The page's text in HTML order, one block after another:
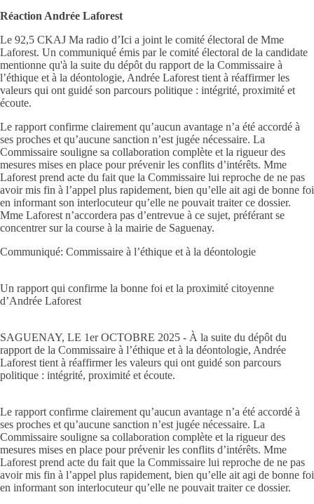
Réaction Andrée Laforest
Le 92,5 CKAJ Ma radio d’Ici a joint le comité électoral de Mme
Laforest. Un communiqué émis par le comité électoral de la candidate
mentionne qu'à la suite du dépôt du rapport de la Commissaire à
l’éthique et à la déontologie, Andrée Laforest tient à réaffirmer les
valeurs qui ont guidé son parcours politique : intégrité, proximité et
écoute.
Le rapport confirme clairement qu’aucun avantage n’a été accordé à
ses proches et qu’aucune sanction n’est jugée nécessaire. La
Commissaire souligne sa collaboration complète et la rigueur des
mesures mises en place pour prévenir les conflits d’intérêts. Mme
Laforest prend acte du fait que la Commissaire lui reproche de ne pas
avoir mis fin à l’appel plus rapidement, bien qu’elle ait agi de bonne foi
en informant son interlocuteur qu’elle ne pouvait traiter ce dossier.
Mme Laforest n’accordera pas d’entrevue à ce sujet, préférant se
concentrer sur la course à la mairie de Saguenay.
Communiqué: Commissaire à l’éthique et à la déontologie
Un rapport qui confirme la bonne foi et la proximité citoyenne
d’Andrée Laforest
SAGUENAY, LE 1er OCTOBRE 2025 - À la suite du dépôt du
rapport de la Commissaire à l’éthique et à la déontologie, Andrée
Laforest tient à réaffirmer les valeurs qui ont guidé son parcours
politique : intégrité, proximité et écoute.
Le rapport confirme clairement qu’aucun avantage n’a été accordé à
ses proches et qu’aucune sanction n’est jugée nécessaire. La
Commissaire souligne sa collaboration complète et la rigueur des
mesures mises en place pour prévenir les conflits d’intérêts. Mme
Laforest prend acte du fait que la Commissaire lui reproche de ne pas
avoir mis fin à l’appel plus rapidement, bien qu’elle ait agi de bonne foi
en informant son interlocuteur qu’elle ne pouvait traiter ce dossier.